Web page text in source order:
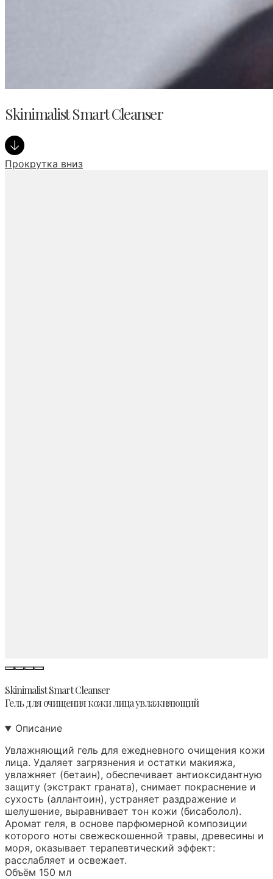
Skinimalist Smart Cleanser
Прокрутка вниз
Skinimalist Smart Cleanser
Гель для очищения кожи лица увлажняющий
Описание
Увлажняющий гель для ежедневного очищения кожи
лица. Удаляет загрязнения и остатки макияжа,
увлажняет (бетаин), обеспечивает антиоксидантную
защиту (экстракт граната), снимает покраснение и
сухость (аллантоин), устраняет раздражение и
шелушение, выравнивает тон кожи (бисаболол).
Аромат геля, в основе парфюмерной композиции
которого ноты свежескошенной травы, древесины и
моря, оказывает терапевтический эффект:
расслабляет и освежает.
Объём 150 мл